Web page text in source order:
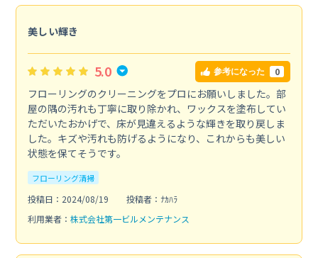
美しい輝き
5.0 参考になった 0
フローリングのクリーニングをプロにお願いしました。部
屋の隅の汚れも丁寧に取り除かれ、ワックスを塗布してい
ただいたおかげで、床が見違えるような輝きを取り戻しま
した。キズや汚れも防げるようになり、これからも美しい
状態を保てそうです。
フローリング清掃
投稿日：2024/08/19
投稿者：ﾅｶﾊﾗ
利用業者： 株式会社第一ビルメンテナンス